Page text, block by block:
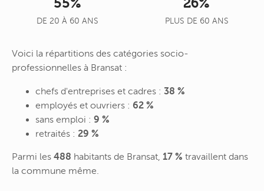
55%
DE 20 À 60 ANS
26%
PLUS DE 60 ANS
Voici la répartitions des catégories socio-
professionnelles à Bransat :
chefs d'entreprises et cadres : 38 %
employés et ouvriers : 62 %
sans emploi : 9 %
retraités : 29 %
Parmi les 488 habitants de Bransat, 17 % travaillent dans
la commune même.